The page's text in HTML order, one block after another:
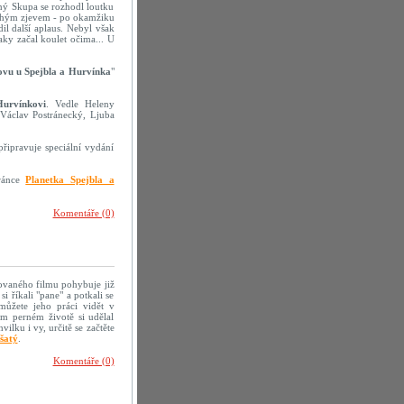
Skupa se rozhodl loutku
zjevem - po okamžiku
další aplaus. Nebyl však
začal koulet očima... U
u Spejbla a Hurvínka"
. Vedle Heleny
Postránecký, Ljuba
speciální vydání
Planetka Spejbla a
Komentáře (0)
filmu pohybuje již
říkali "pane" a potkali se
jeho práci vidět v
perném životě si udělal
i vy, určitě se začtěte
.
Komentáře (0)